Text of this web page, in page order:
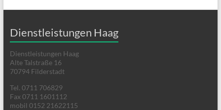
Dienstleistungen Haag
Dienstleistungen Haag
Alte Talstraße 16
70794 Filderstadt
Tel. 0711 706829
Fax 0711 1601112
mobil 0152 21622115